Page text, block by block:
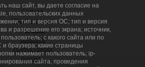
Главная
Общие сведения
Депутаты
Комитеты
График приема
Контакты
наш сайт, вы даете согласие на
пользовательских данных
тип и версия ОС; тип и версия
и разрешение его экрана; источник,
с какого сайта или по
браузера; какие страницы
нажимает пользователь; ip-
сайта, проведения